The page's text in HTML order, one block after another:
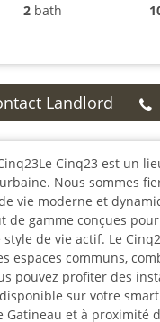
2bath
Landlord
Cinq23 est un
Nous sommes
vie moderne et
de gamme conçues
de vie actif. Le
espaces communs,
pouvez profiter des
sur votre
et à proximité